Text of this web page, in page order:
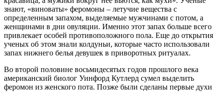
знают, «виноваты» феромоны – летучие вещества с
определенным запахом, выделяемые мужчинами с потом, а
женщинами в дни овуляции. Именно этот запах больше всего
привлекает особей противоположного пола. Еще до открытия
ученых об этом знали колдуньи, которые часто использовали
запах нижнего белья девушек в приворотных ритуалах.
Во второй половине восьмидесятых годов прошлого века
американский биолог Уинфорд Кутлерд сумел выделить
феромон из женского пота. Позже были сделаны первые духи